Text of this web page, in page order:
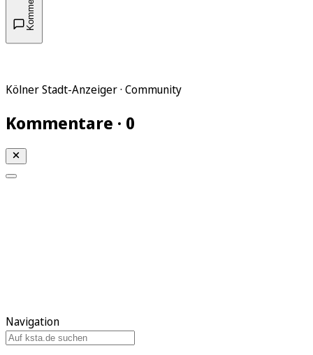
Kölner Stadt-Anzeiger · Community
Kommentare · 0
Navigation